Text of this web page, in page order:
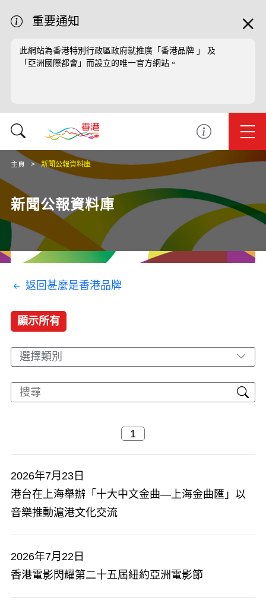
重要通知
此網站為香港特別行政區政府就推廣「香港品牌 」 及
「亞洲國際都會」而設立的唯一官方網站。
主頁 新聞公報資料庫
新聞公報資料庫
返回甚麼是香港品牌
顯示所有
選擇類別
2026年7月23日
港台在上海舉辦「十大中文金曲—上海金曲匯」以
音樂推動滬港文化交流
2026年7月22日
香港電影閃耀第二十五屆紐約亞洲電影節